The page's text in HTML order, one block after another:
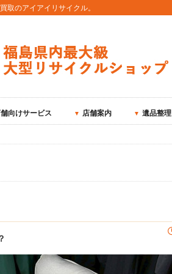
取のアイアイリサイクル。
向けサービス 店舗案内 遺品整理